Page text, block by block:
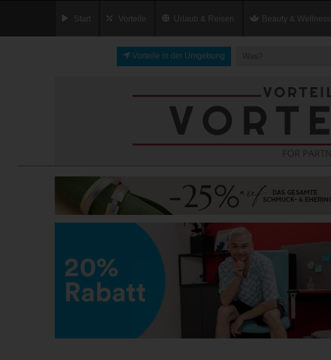
Start Vorteile Urlaub & Reisen Beauty & Wellness
Vorteile in der Umgebung